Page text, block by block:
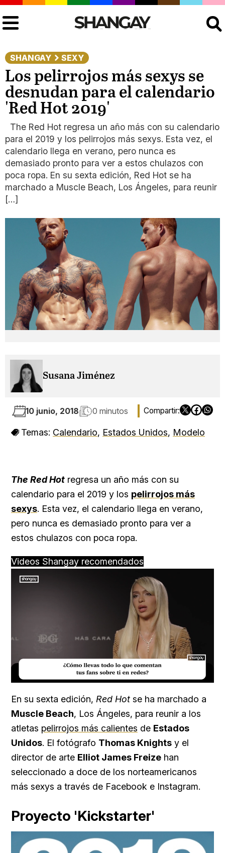
SHANGAY SEXY
Los pelirrojos más sexys se
desnudan para el calendario
'Red Hot 2019'
The Red Hot regresa un año más con su calendario
para el 2019 y los pelirrojos más sexys. Esta vez, el
calendario llega en verano, pero nunca es
demasiado pronto para ver a estos chulazos con
poca ropa. En su sexta edición, Red Hot se ha
marchado a Muscle Beach, Los Ángeles, para reunir
[…]
Susana Jiménez
10 junio, 2018 0 minutos
Temas: Calendario, Estados Unidos, Modelo
The Red Hot regresa un año más con su
calendario para el 2019 y los pelirrojos más
sexys. Esta vez, el calendario llega en verano,
pero nunca es demasiado pronto para ver a
estos chulazos con poca ropa.
Videos Shangay recomendados
Loaded:
23.73%
En su sexta edición, Red Hot se ha marchado a
Muscle Beach, Los Ángeles, para reunir a los
atletas pelirrojos más calientes de Estados
Unidos. El fotógrafo Thomas Knights y el
director de arte Elliot James Freize han
seleccionado a doce de los norteamericanos
más sexys a través de Facebook e Instagram.
Proyecto 'Kickstarter'